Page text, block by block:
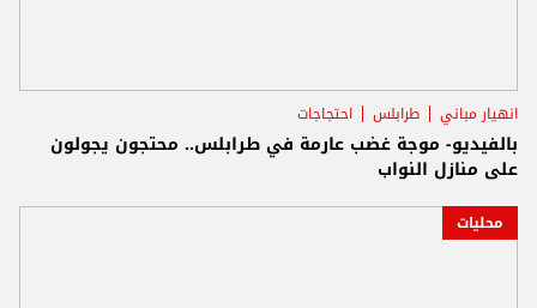
انهيار مباني طرابلس احتجاجات
بالفيديو- موجة غضب عارمة في طرابلس.. محتجون يجولون
على منازل النواب
محليات